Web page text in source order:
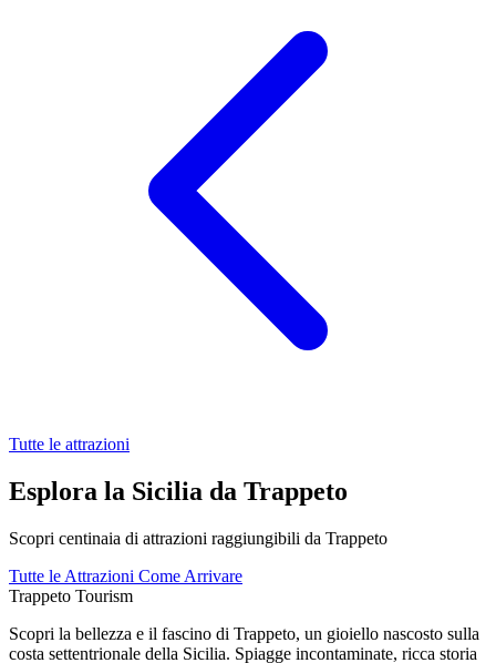
Tutte le attrazioni
Esplora la Sicilia da Trappeto
Scopri centinaia di attrazioni raggiungibili da Trappeto
Tutte le Attrazioni Come Arrivare
Trappeto Tourism
Scopri la bellezza e il fascino di Trappeto, un gioiello nascosto sulla
costa settentrionale della Sicilia. Spiagge incontaminate, ricca storia